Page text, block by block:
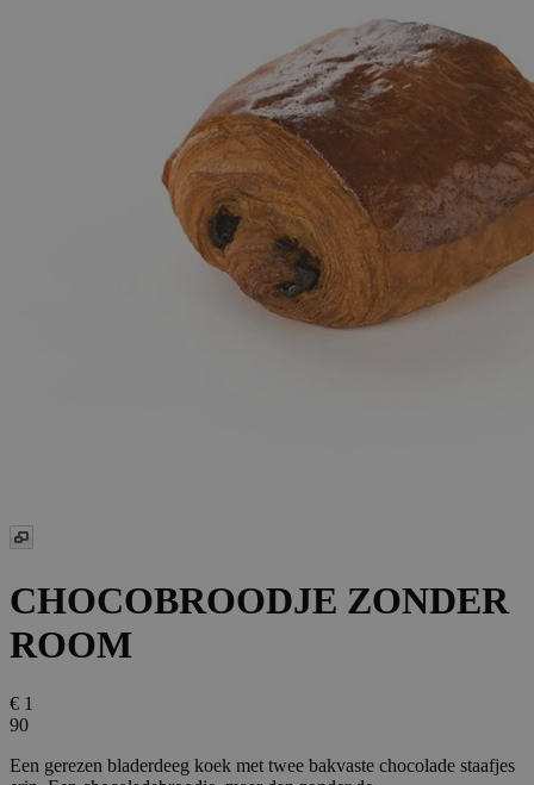
CHOCOBROODJE ZONDER
ROOM
€ 1
90
Een gerezen bladerdeeg koek met twee bakvaste chocolade staafjes